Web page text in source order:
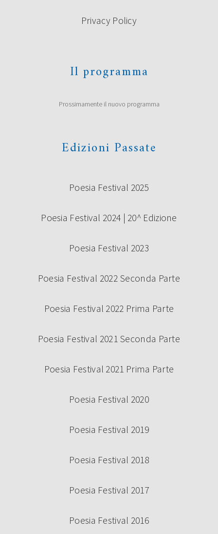
Privacy Policy
Il programma
Prossimamente il nuovo programma
Edizioni Passate
Poesia Festival 2025
Poesia Festival 2024 | 20^ Edizione
Poesia Festival 2023
Poesia Festival 2022 Seconda Parte
Poesia Festival 2022 Prima Parte
Poesia Festival 2021 Seconda Parte
Poesia Festival 2021 Prima Parte
Poesia Festival 2020
Poesia Festival 2019
Poesia Festival 2018
Poesia Festival 2017
Poesia Festival 2016